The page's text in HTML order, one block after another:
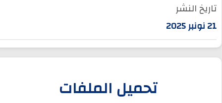
تاريخ النشر
21 نونبر 2025
تحميل الملفات